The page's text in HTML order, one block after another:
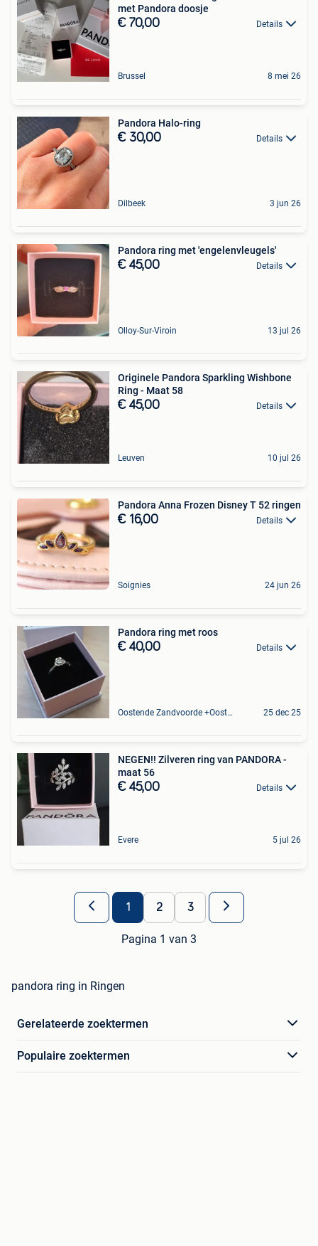
met Pandora doosje
€ 70,00 Details
Brussel 8 mei 26
Pandora Halo-ring
€ 30,00 Details
Dilbeek 3 jun 26
Pandora ring met 'engelenvleugels'
€ 45,00 Details
Olloy-Sur-Viroin 13 jul 26
Originele Pandora Sparkling Wishbone
Ring - Maat 58
€ 45,00 Details
Leuven 10 jul 26
Pandora Anna Frozen Disney T 52 ringen
€ 16,00 Details
Soignies 24 jun 26
Pandora ring met roos
€ 40,00 Details
Oostende Zandvoorde +Oostende 25 dec 25
NEGEN!! Zilveren ring van PANDORA -
maat 56
€ 45,00 Details
Evere 5 jul 26
1 2 3
Pagina 1 van 3
pandora ring in Ringen
Gerelateerde zoektermen
Populaire zoektermen